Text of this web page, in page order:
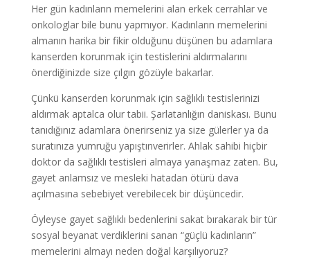
Her gün kadınların memelerini alan erkek cerrahlar ve
onkologlar bile bunu yapmıyor. Kadınların memelerini
almanın harika bir fikir olduğunu düşünen bu adamlara
kanserden korunmak için testislerini aldırmalarını
önerdiğinizde size çılgın gözüyle bakarlar.
Çünkü kanserden korunmak için sağlıklı testislerinizi
aldırmak aptalca olur tabii. Şarlatanlığın daniskası. Bunu
tanıdığınız adamlara önerirseniz ya size gülerler ya da
suratınıza yumruğu yapıştırıverirler. Ahlak sahibi hiçbir
doktor da sağlıklı testisleri almaya yanaşmaz zaten. Bu,
gayet anlamsız ve mesleki hatadan ötürü dava
açılmasına sebebiyet verebilecek bir düşüncedir.
Öyleyse gayet sağlıklı bedenlerini sakat bırakarak bir tür
sosyal beyanat verdiklerini sanan “güçlü kadınların”
memelerini almayı neden doğal karşılıyoruz?